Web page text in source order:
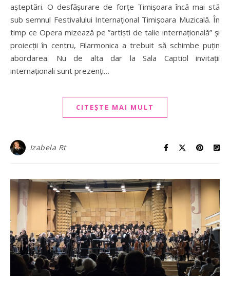
așteptări. O desfășurare de forțe Timișoara încă mai stă
sub semnul Festivalului Internațional Timișoara Muzicală. În
timp ce Opera mizează pe ”artiști de talie internațională” și
proiecții în centru, Filarmonica a trebuit să schimbe puțin
abordarea. Nu de alta dar la Sala Captiol invitații
internaționali sunt prezenți…
CITEȘTE MAI MULT
Izabela Rt